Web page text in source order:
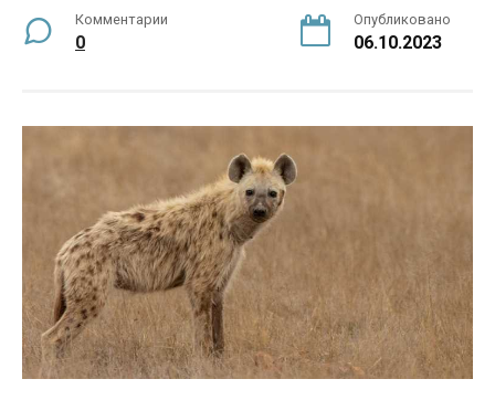
Комментарии
0
Опубликовано
06.10.2023